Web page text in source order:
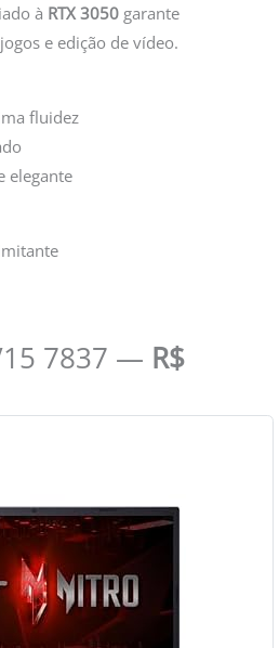
à RTX 3050 garante
e edição de vídeo.
fluidez
elegante
7837 — R$